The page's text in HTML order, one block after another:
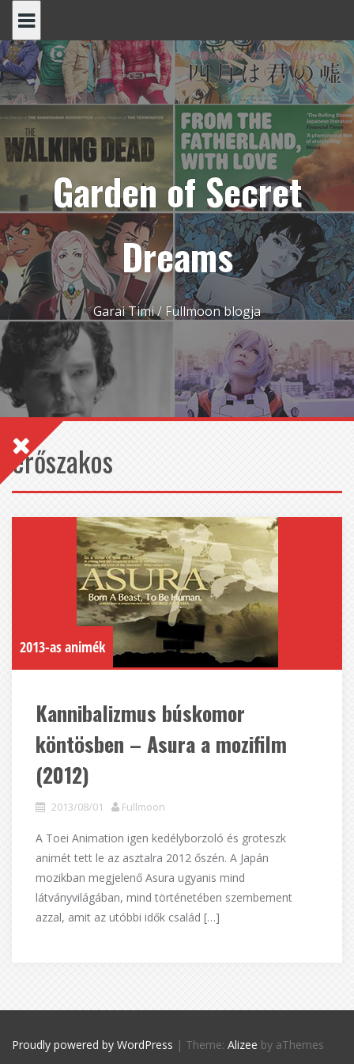
content
Garden of Secret
Dreams
Garai Timi / Fullmoon blogja
erőszakos
2013-as animék
Kannibalizmus búskomor
köntösben – Asura a mozifilm
(2012)
2013/08/01 Fullmoon
A Toei Animation igen kedélyborzoló és groteszk
animét tett le az asztalra 2012 őszén. A Japán
mozikban megjelenő Asura ugyanis mind
látványvilágában, mind történetében szembement
azzal, amit az utóbbi idők család […]
Proudly powered by WordPress | Theme: Alizee by aThemes